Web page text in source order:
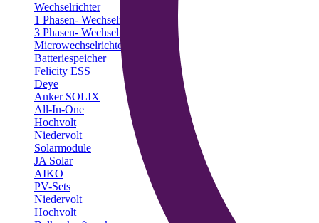
Wechselrichter
1 Phasen- Wechselrichter
3 Phasen- Wechselrichter
Microwechselrichter
Batteriespeicher
Felicity ESS
Deye
Anker SOLIX
All-In-One
Hochvolt
Niedervolt
Solarmodule
JA Solar
AIKO
PV-Sets
Niedervolt
Hochvolt